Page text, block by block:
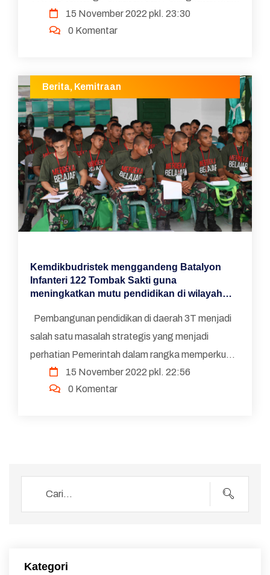
Layanan Pendidikan dan Kebudayaan pada 2017,
serta perjanjian ...
15 November 2022 pkl. 23:30
0 Komentar
Berita, Kemitraan
Kemdikbudristek menggandeng Batalyon
Infanteri 122 Tombak Sakti guna
meningkatkan mutu pendidikan di wilayah
Pembangunan pendidikan di daerah 3T menjadi
salah satu masalah strategis yang menjadi
perhatian Pemerintah dalam rangka memperkuat
Negara Kesatuan Republik Indonesia (NKRI).
Salah satu upaya ...
15 November 2022 pkl. 22:56
0 Komentar
Kategori